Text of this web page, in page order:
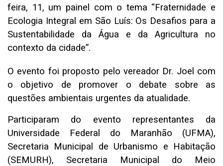
feira, 11, um painel com o tema “Fraternidade e
Ecologia Integral em São Luís: Os Desafios para a
Sustentabilidade da Água e da Agricultura no
contexto da cidade”.
O evento foi proposto pelo vereador Dr. Joel com
o objetivo de promover o debate sobre as
questões ambientais urgentes da atualidade.
Participaram do evento representantes da
Universidade Federal do Maranhão (UFMA),
Secretaria Municipal de Urbanismo e Habitação
(SEMURH), Secretaria Municipal do Meio